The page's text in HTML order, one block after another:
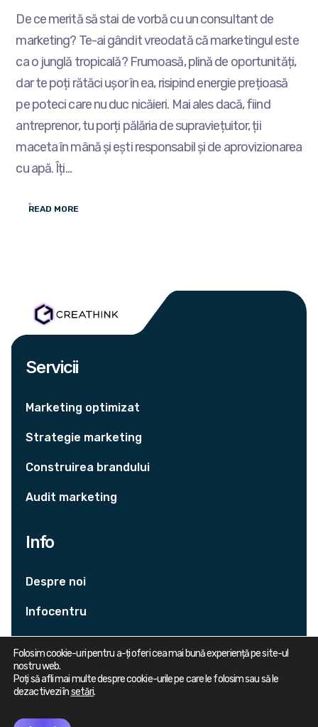
De ce merită să stai de vorbă cu un consultant de
marketing? Te-ai gândit vreodată că marketingul este
ca o junglă tropicală? Frumoasă, plină de oportunități,
dar te poți rătăci ușor în ea, risipind energie prețioasă
pe poteci care nu duc nicăieri. Mai ales dacă, fiind
antreprenor, tu porți pălăria de supraviețuitor, ții
maceta în mână și ești responsabil și de aprovizionarea
cu apă. Îți...
READ MORE
Servicii
Marketing optimizat
Strategie marketing
Construirea brandului
Audit marketing
Info
Despre noi
Infocentru
Politica de confidențialitate
Folosim cookie-uri pentru a-ți oferi cea mai bună experiență pe site-ul
nostru web.
Poți să afli mai multe despre cookie-urile pe care le folosim sau să le
dezactivezi însetări.